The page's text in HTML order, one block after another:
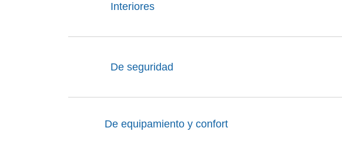
Interiores
De seguridad
De equipamiento y confort